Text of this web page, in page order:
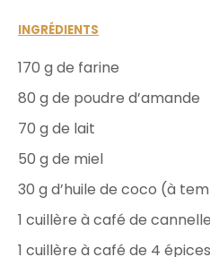
INGRÉDIENTS
170 g de farine
80 g de poudre d’amande
70 g de lait
50 g de miel
30 g d’huile de coco (à
1 cuillère à café de cannelle
1 cuillère à café de 4 épices